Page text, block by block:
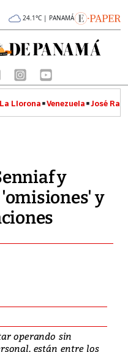
24.1°C | PANAMÁ
La Llorona Venezuela José
y
y
operando sin
están entre los